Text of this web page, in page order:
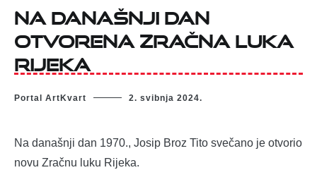
Na današnji dan
otvorena Zračna luka
Rijeka
Portal ArtKvart 2. svibnja 2024.
Na današnji dan 1970., Josip Broz Tito svečano je otvorio
novu Zračnu luku Rijeka.